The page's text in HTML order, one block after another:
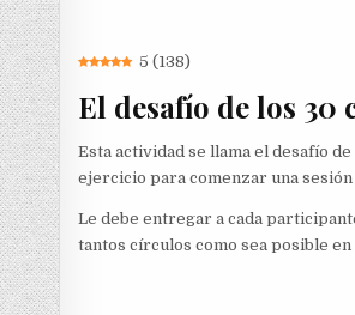
5 (138)
El desafío de los 30
Esta actividad se llama el desafío
ejercicio para comenzar una
Le debe entregar a cada
tantos círculos como sea posible